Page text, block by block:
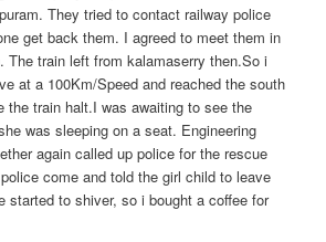
They tried to contact railway police
get back them. I agreed to meet them in
The train left from kalamaserry then.So i
at a 100Km/Speed and reached the south
the train halt.I was awaiting to see the
was sleeping on a seat. Engineering
again called up police for the rescue
come and told the girl child to leave
started to shiver, so i bought a coffee for